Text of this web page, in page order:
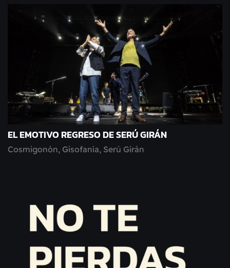
EL EMOTIVO REGRESO DE SERÚ GIRÁN
Cosmigonón, Gisofanía, Serú Girán